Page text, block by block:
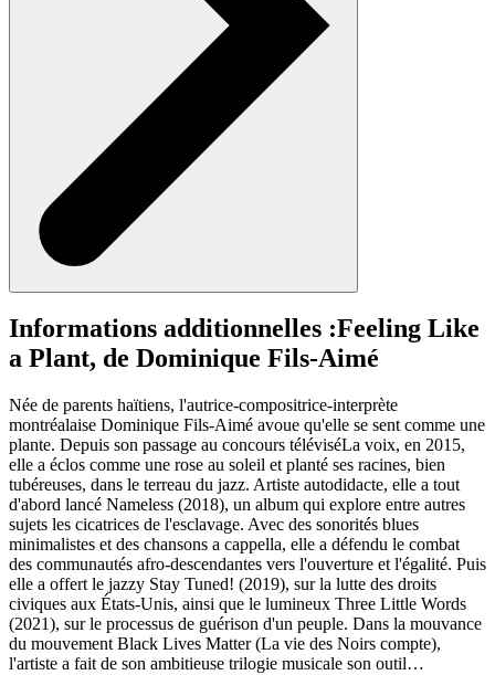
Informations additionnelles :Feeling Like
a Plant, de Dominique Fils-Aimé
Née de parents haïtiens, l'autrice-compositrice-interprète
montréalaise Dominique Fils-Aimé avoue qu'elle se sent comme une
plante. Depuis son passage au concours téléviséLa voix, en 2015,
elle a éclos comme une rose au soleil et planté ses racines, bien
tubéreuses, dans le terreau du jazz. Artiste autodidacte, elle a tout
d'abord lancé Nameless (2018), un album qui explore entre autres
sujets les cicatrices de l'esclavage. Avec des sonorités blues
minimalistes et des chansons a cappella, elle a défendu le combat
des communautés afro-descendantes vers l'ouverture et l'égalité. Puis
elle a offert le jazzy Stay Tuned! (2019), sur la lutte des droits
civiques aux États-Unis, ainsi que le lumineux Three Little Words
(2021), sur le processus de guérison d'un peuple. Dans la mouvance
du mouvement Black Lives Matter (La vie des Noirs compte),
l'artiste a fait de son ambitieuse trilogie musicale son outil…